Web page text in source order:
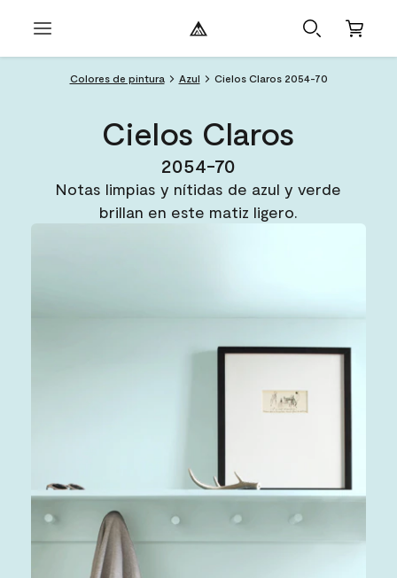
Colores de pintura Azul Cielos Claros 2054-70
Cielos Claros
2054-70
Notas limpias y nítidas de azul y verde
brillan en este matiz ligero.